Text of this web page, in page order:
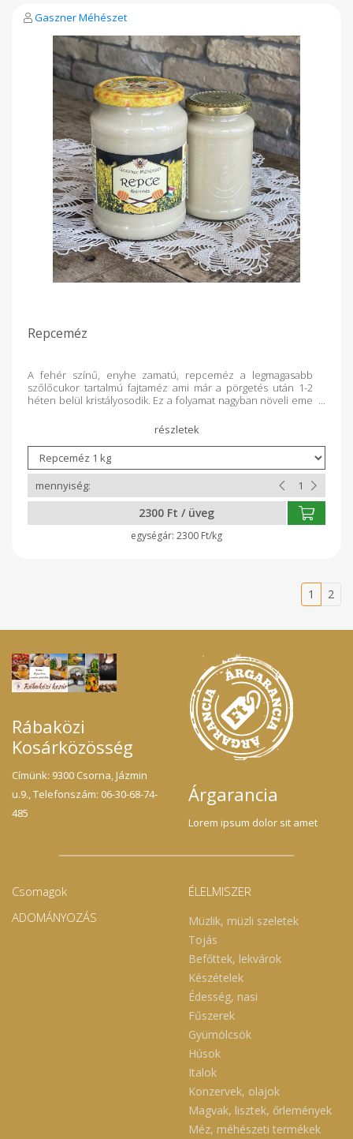
Gaszner Méhészet
Repceméz
A fehér színű, enyhe zamatú, repceméz a legmagasabb
szőlőcukor tartalmú fajtaméz ami már a pörgetés után 1-2
héten belül kristályosodik. Ez a folyamat nagyban növeli eme
kristályosan fehér színű, zsírszerű és kellemes szőlőcukor
ízű méz (a gyerekek kedvence). Mivel a repceméz kevésbé
savas méz, gyakran javasolják gyomorsavtúltengés esetén
napi egy-egy kanálnyi adag elfogyasztását. Magas vastartalma
miatt, vérszegénység ellen ajánlott.
2300 Ft / üveg
2300 Ft/kg
1 2
Rábaközi
Kosárközösség
Címünk: 9300 Csorna, Jázmin
u.9., Telefonszám: 06-30-68-74-
485
Árgarancia
Lorem ipsum dolor sit amet
Csomagok
ADOMÁNYOZÁS
ÉLELMISZER
Müzlik, müzli szeletek
Tojás
Befőttek, lekvárok
Készételek
Édesség, nasi
Fűszerek
Gyümölcsök
Húsok
Italok
Konzervek, olajok
Magvak, lisztek, őrlemények
Méz, méhészeti termékek